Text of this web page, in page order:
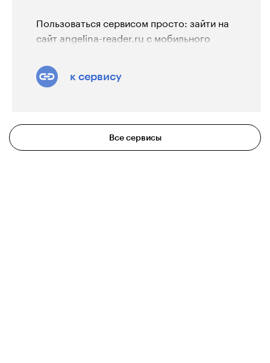
Пользоваться сервисом просто: зайти на
сайт angelina-reader.ru с мобильного
страницы с текстом на Брайле и
распознать его.
распознавать двусторонний текст;
русский, английский языки и
к сервису
Все сервисы